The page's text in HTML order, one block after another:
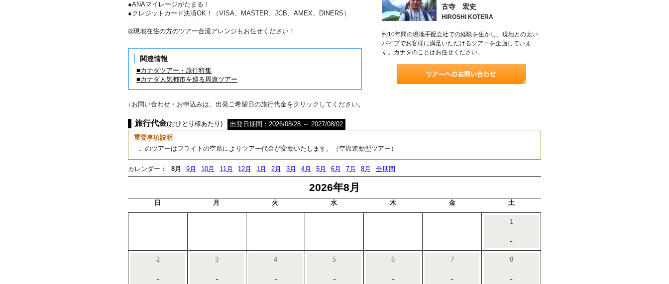
●ANAマイレージがたまる！
●クレジットカード決済OK！（VISA、MASTER、JCB、AMEX、DINERS）
◎現地在住の方のツアー合流アレンジもお任せください！
関連情報
■カナダツアー・旅行特集
■カナダ人気都市を巡る周遊ツアー
古寺 宏史
HIROSHI KOTERA
約10年間の現地手配会社での経験を生かし、現地との太い
パイプでお客様に満足いただけるツアーを企画していま
す。カナダのことはお任せください。
↓お問い合わせ・お申込みは、出発ご希望日の旅行代金をクリックしてください。
旅行代金(おひとり様あたり)
出発日期間：2026/08/28 ～ 2027/08/02
重要事項説明
このツアーはフライトの空席によりツアー代金が変動いたします。（空席連動型ツアー）
カレンダー： 8月 9月 10月 11月 12月 1月 2月 3月 4月 5月 6月 7月 8月 全期間
2026年8月
日 月 火 水 木 金 土
1
-
2
-
3
-
4
-
5
-
6
-
7
-
8
-